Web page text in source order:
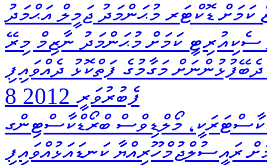
ޑޮކްޓަރ މުޙަންމަދު ޖަމީލް އަޙްމަދު
ކަމަށް މުޙަންމަދު ނާޒިމް މިރޭ
ދެބޭފުޅުންނަށް މަގާމުގެ ފަތްކޮޅު ދެއްވައިފި
8 ފެބުރުވަރީ 2012
މޯލްޑިވްސް ބްރޯޑްކާސްޓިންގ
ރައީސުލްޖުމްހޫރިއްޔާ ކަނޑައަޅުއްވައިފި